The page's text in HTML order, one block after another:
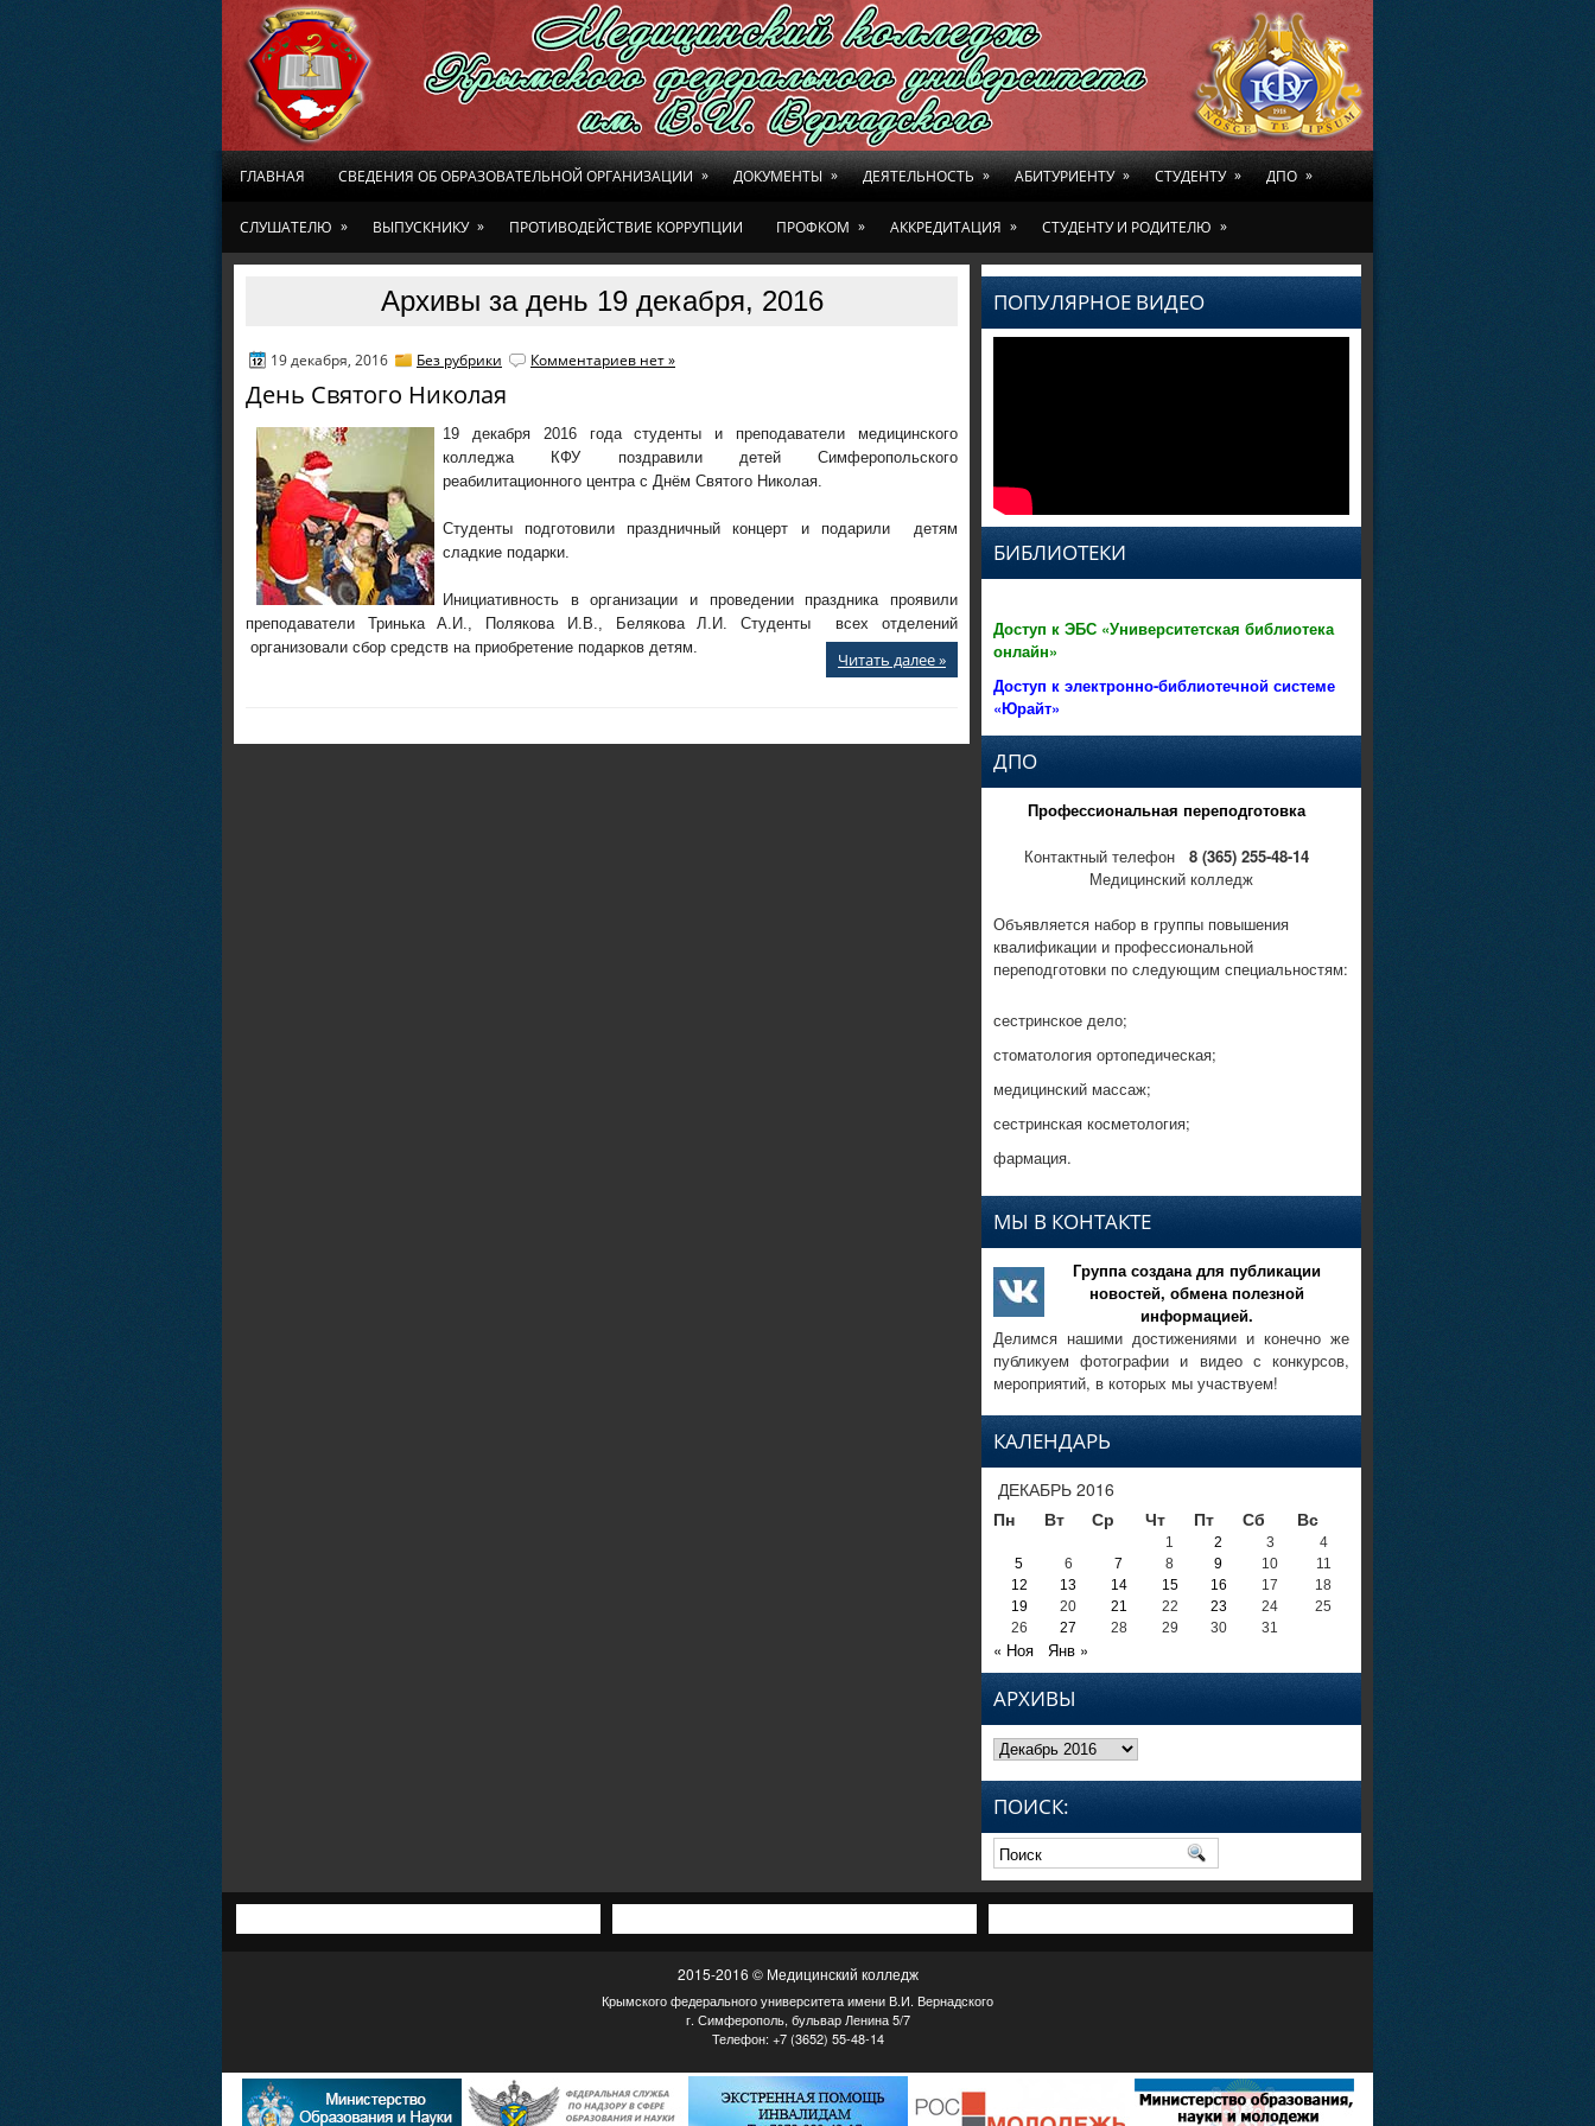
ГЛАВНАЯ СВЕДЕНИЯ ОБ ОБРАЗОВАТЕЛЬНОЙ ОРГАНИЗАЦИИ » ДОКУМЕНТЫ » ДЕЯТЕЛЬНОСТЬ » АБИТУРИЕНТУ » СТУДЕНТУ » ДПО »
СЛУШАТЕЛЮ » ВЫПУСКНИКУ » ПРОТИВОДЕЙСТВИЕ КОРРУПЦИИ ПРОФКОМ » АККРЕДИТАЦИЯ » СТУДЕНТУ И РОДИТЕЛЮ »
Архивы за день 19 декабря, 2016
19 декабря, 2016 Без рубрики Комментариев нет »
День Святого Николая
19 декабря 2016 года студенты и преподаватели медицинского
колледжа КФУ поздравили детей Симферопольского
реабилитационного центра с Днём Святого Николая.
Студенты подготовили праздничный концерт и подарили детям
сладкие подарки.
Инициативность в организации и проведении праздника проявили
преподаватели Тринька А.И., Полякова И.В., Белякова Л.И. Студенты всех отделений
организовали сбор средств на приобретение подарков детям.
Читать далее »
ПОПУЛЯРНОЕ ВИДЕО
БИБЛИОТЕКИ
Доступ к ЭБС «Университетская библиотека
онлайн»
Доступ к электронно-библиотечной системе
«Юрайт»
ДПО
Профессиональная переподготовка
Контактный телефон 8 (365) 255-48-14
Медицинский колледж
Объявляется набор в группы повышения
квалификации и профессиональной
переподготовки по следующим специальностям:
сестринское дело;
стоматология ортопедическая;
медицинский массаж;
сестринская косметология;
фармация.
МЫ В КОНТАКТЕ
Группа создана для публикации
новостей, обмена полезной
информацией.
Делимся нашими достижениями и конечно же
публикуем фотографии и видео с конкурсов,
мероприятий, в которых мы участвуем!
КАЛЕНДАРЬ
ДЕКАБРЬ 2016
Пн
Вт Ср Чт Пт Сб Вс
1 2 3
4
5
6 7 8 9 10
11
12
13 14 15 16 17
18
19
20 21 22 23 24
25
26
27 28 29 30 31
« Ноя Янв »
АРХИВЫ
Архивы
ПОИСК:
2015-2016 © Медицинский колледж
Крымского федерального университета имени В.И. Вернадского
г. Симферополь, бульвар Ленина 5/7
Телефон: +7 (3652) 55-48-14